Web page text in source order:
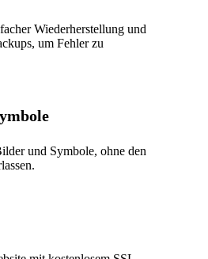
Wiederherstellung und
um Fehler zu
und Symbole, ohne den